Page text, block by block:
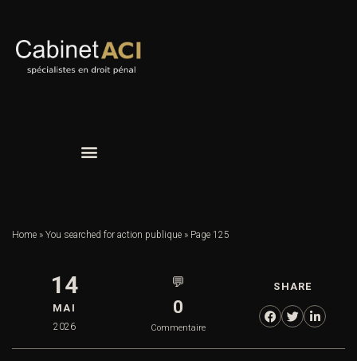
Home » You searched for action publique » Page 125
14
MAI
2026
💬
0
Commentaire
SHARE